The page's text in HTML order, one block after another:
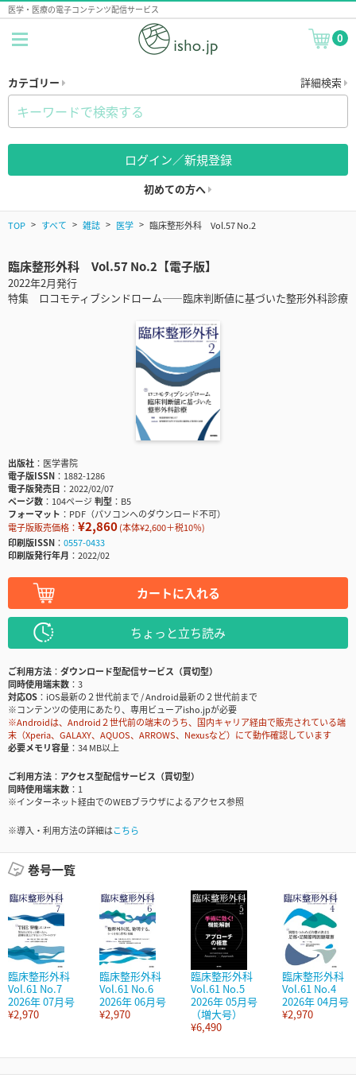
医学・医療の電子コンテンツ配信サービス
0
カテゴリー 詳細検索
ログイン／新規登録
初めての方へ
TOP すべて 雑誌 医学 臨床整形外科 Vol.57 No.2
臨床整形外科 Vol.57 No.2【電子版】
2022年2月発行
特集 ロコモティブシンドローム――臨床判断値に基づいた整形外科診療
出版社
医学書院
電子版ISSN
1882-1286
電子版発売日
2022/02/07
ページ数
104ページ判型
B5
フォーマット
PDF（パソコンへのダウンロード不可）
電子版販売価格： ¥2,860(本体¥2,600＋税10％)
印刷版ISSN
0557-0433
印刷版発行年月
2022/02
カートに入れる
ちょっと立ち読み
ご利用方法
ダウンロード型配信サービス（買切型）
同時使用端末数
3
対応OS
iOS最新の２世代前まで / Android最新の２世代前まで
※コンテンツの使用にあたり、専用ビューアisho.jpが必要
※Androidは、Android２世代前の端末のうち、国内キャリア経由で販売されている端
末（Xperia、GALAXY、AQUOS、ARROWS、Nexusなど）にて動作確認しています
必要メモリ容量
34 MB以上
ご利用方法
アクセス型配信サービス（買切型）
同時使用端末数
1
※インターネット経由でのWEBブラウザによるアクセス参照
※導入・利用方法の詳細はこちら
巻号一覧
臨床整形外科
Vol.61 No.7
2026年 07月号
¥2,970
臨床整形外科
Vol.61 No.6
2026年 06月号
¥2,970
臨床整形外科
Vol.61 No.5
2026年 05月号
（増大号）
¥6,490
臨床整形外科
Vol.61 No.4
2026年 04月号
¥2,970